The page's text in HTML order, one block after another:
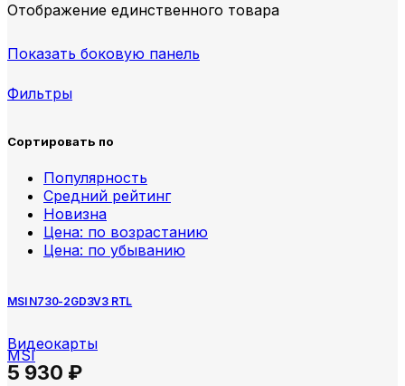
Отображение единственного товара
Показать боковую панель
Фильтры
Сортировать по
Популярность
Средний рейтинг
Новизна
Цена: по возрастанию
Цена: по убыванию
MSI N730-2GD3V3 RTL
Видеокарты
MSI
5 930 ₽